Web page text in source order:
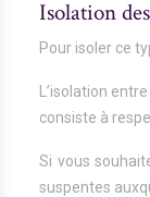
Isolation
Pour isoler ce
L’isolation
consiste à
Si vous
suspentes